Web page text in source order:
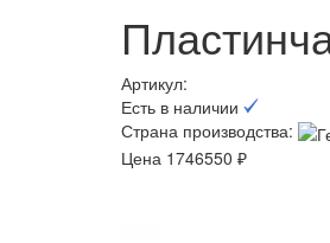
Артикул:
Есть в наличии
Страна производства:
Цена 1746550 ₽